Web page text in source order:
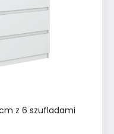
cm z 6 szufladami